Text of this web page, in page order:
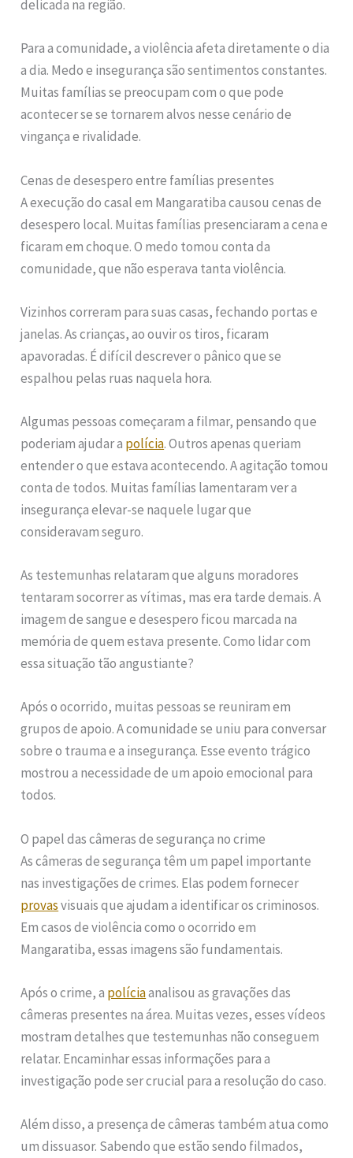
delicada na região.
Para a comunidade, a violência afeta diretamente o dia
a dia. Medo e insegurança são sentimentos constantes.
Muitas famílias se preocupam com o que pode
acontecer se se tornarem alvos nesse cenário de
vingança e rivalidade.
Cenas de desespero entre famílias presentes
A execução do casal em Mangaratiba causou cenas de
desespero local. Muitas famílias presenciaram a cena e
ficaram em choque. O medo tomou conta da
comunidade, que não esperava tanta violência.
Vizinhos correram para suas casas, fechando portas e
janelas. As crianças, ao ouvir os tiros, ficaram
apavoradas. É difícil descrever o pânico que se
espalhou pelas ruas naquela hora.
Algumas pessoas começaram a filmar, pensando que
poderiam ajudar a polícia. Outros apenas queriam
entender o que estava acontecendo. A agitação tomou
conta de todos. Muitas famílias lamentaram ver a
insegurança elevar-se naquele lugar que
consideravam seguro.
As testemunhas relataram que alguns moradores
tentaram socorrer as vítimas, mas era tarde demais. A
imagem de sangue e desespero ficou marcada na
memória de quem estava presente. Como lidar com
essa situação tão angustiante?
Após o ocorrido, muitas pessoas se reuniram em
grupos de apoio. A comunidade se uniu para conversar
sobre o trauma e a insegurança. Esse evento trágico
mostrou a necessidade de um apoio emocional para
todos.
O papel das câmeras de segurança no crime
As câmeras de segurança têm um papel importante
nas investigações de crimes. Elas podem fornecer
provasvisuais que ajudam a identificar os criminosos.
Em casos de violência como o ocorrido em
Mangaratiba, essas imagens são fundamentais.
Após o crime, a políciaanalisou as gravações das
câmeras presentes na área. Muitas vezes, esses vídeos
mostram detalhes que testemunhas não conseguem
relatar. Encaminhar essas informações para a
investigação pode ser crucial para a resolução do caso.
Além disso, a presença de câmeras também atua como
um dissuasor. Sabendo que estão sendo filmados,